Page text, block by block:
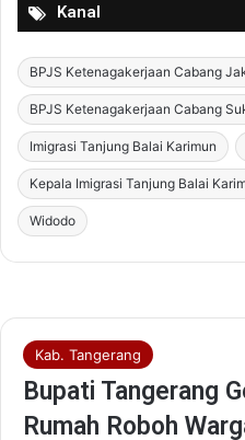
Kanal
BPJS Ketenagakerjaan Cabang
BPJS Ketenagakerjaan Cabang
Imigrasi Tanjung Balai Karimun
Kepala Imigrasi Tanjung Balai
Widodo